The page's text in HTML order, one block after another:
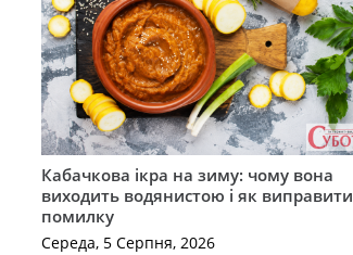
Кабачкова ікра на зиму: чому вона
виходить водянистою і як виправити
помилку
Середа, 5 Серпня, 2026